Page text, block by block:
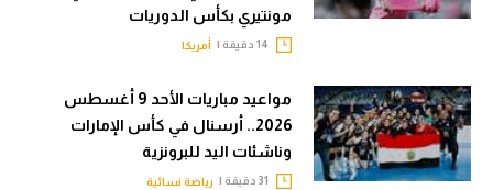
مونتيري بكأس الدوريات
أمريكا
مواعيد مباريات الأحد 9 أغسطس
2026.. أرسنال في كأس الإمارات
وناشئات اليد للبرونزية
رياضة نسائية